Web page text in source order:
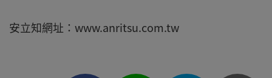
安立知網址：www.anritsu.com.tw